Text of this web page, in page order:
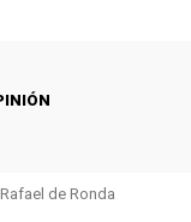
de Ronda